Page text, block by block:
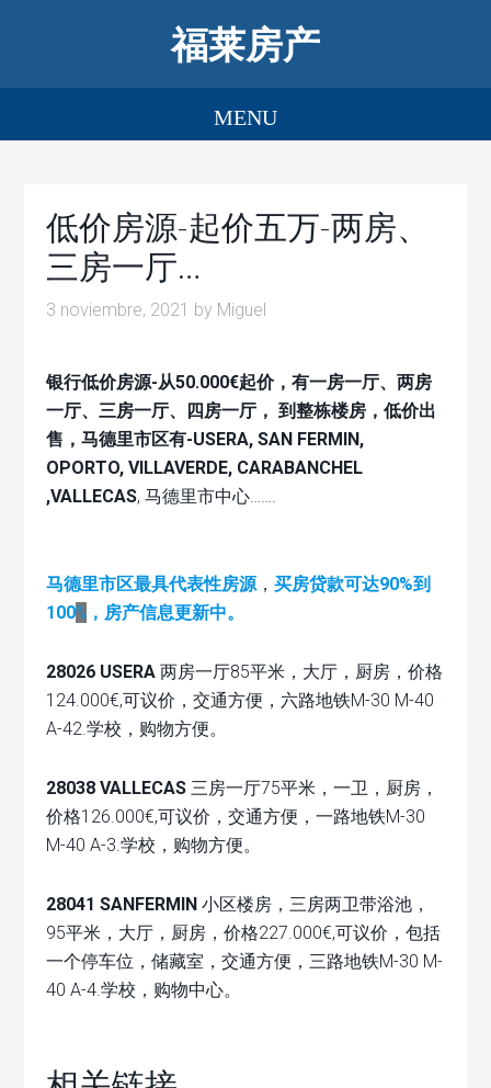
福莱房产
低价房源-起价五万-两房、
三房一厅…
3 noviembre, 2021 by Miguel
银行低价房源-从50.000€起价，有一房一厅、两房
一厅、三房一厅、四房一厅， 到整栋楼房，低价出
售，马德里市区有-USERA, SAN FERMIN,
OPORTO, VILLAVERDE, CARABANCHEL
,VALLECAS, 马德里市中心…….
马德里市区最具代表性房源，买房贷款可达90%到
100% ，房产信息更新中。
28026 USERA 两房一厅85平米，大厅，厨房，价格
124.000€,可议价，交通方便，六路地铁M-30 M-40
A-42.学校，购物方便。
28038 VALLECAS 三房一厅75平米，一卫，厨房，
价格126.000€,可议价，交通方便，一路地铁M-30
M-40 A-3.学校，购物方便。
28041 SANFERMIN小区楼房，三房两卫带浴池，
95平米，大厅，厨房，价格227.000€,可议价，包括
一个停车位，储藏室，交通方便，三路地铁M-30 M-
40 A-4.学校，购物中心。